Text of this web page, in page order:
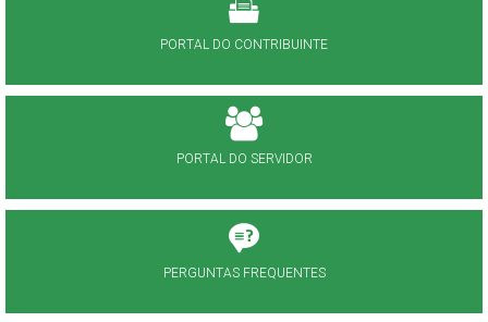
PORTAL DO CONTRIBUINTE
PORTAL DO SERVIDOR
PERGUNTAS FREQUENTES